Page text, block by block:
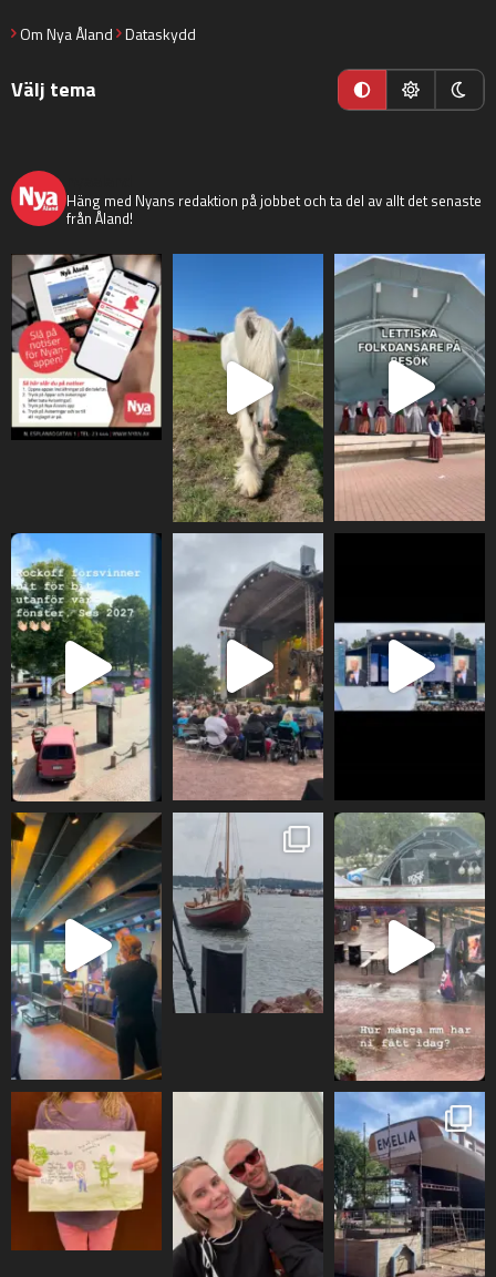
Om Nya Åland Dataskydd
Välj tema
Häng med Nyans redaktion på jobbet och ta del av allt det senaste
från Åland!